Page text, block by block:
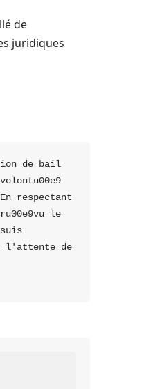
de
juridiques
de bail
respectant
le
l'attente de